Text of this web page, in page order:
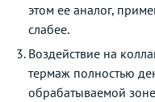
этом ее аналог,
слабее.
Воздействие на
термаж полностью
обрабатываемой